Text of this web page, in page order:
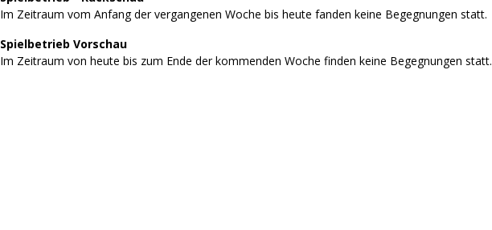
Im Zeitraum vom Anfang der vergangenen Woche bis heute fanden keine Begegnungen statt.
Spielbetrieb Vorschau
Im Zeitraum von heute bis zum Ende der kommenden Woche finden keine Begegnungen statt.